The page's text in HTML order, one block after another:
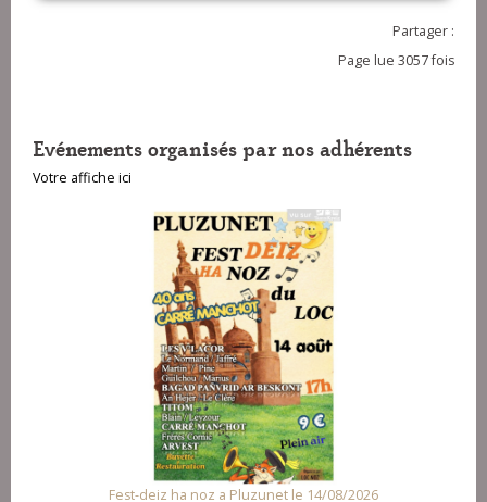
Partager :
Page lue 3057 fois
Evénements organisés par nos adhérents
Votre affiche ici
Fest-deiz ha noz a Pluzunet le 14/08/2026